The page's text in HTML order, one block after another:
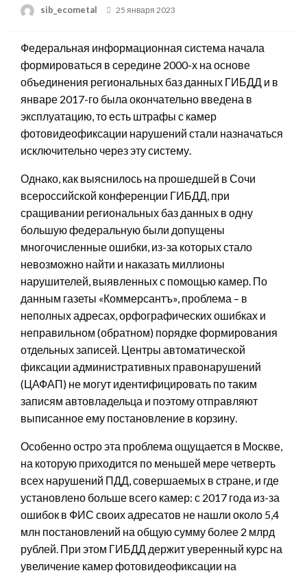
sib_ecometal
Posted
25 января 2023
Федеральная информационная система начала
формироваться в середине 2000-х на основе
объединения региональных баз данных ГИБДД и в
январе 2017-го была окончательно введена в
эксплуатацию, то есть штрафы с камер
фотовидеофиксации нарушений стали назначаться
исключительно через эту систему.
Однако, как выяснилось на прошедшей в Сочи
всероссийской конференции ГИБДД, при
сращивании региональных баз данных в одну
большую федеральную были допущены
многочисленные ошибки, из-за которых стало
невозможно найти и наказать миллионы
нарушителей, выявленных с помощью камер. По
данным газеты «Коммерсантъ», проблема – в
неполных адресах, орфографических ошибках и
неправильном (обратном) порядке формирования
отдельных записей. Центры автоматической
фиксации административных правонарушений
(ЦАФАП) не могут идентифицировать по таким
записям автовладельца и поэтому отправляют
выписанное ему постановление в корзину.
Особенно остро эта проблема ощущается в Москве,
на которую приходится по меньшей мере четверть
всех нарушений ПДД, совершаемых в стране, и где
установлено больше всего камер: с 2017 года из-за
ошибок в ФИС своих адресатов не нашли около 5,4
млн постановлений на общую сумму более 2 млрд
рублей. При этом ГИБДД держит уверенный курс на
увеличение камер фотовидеофиксации на